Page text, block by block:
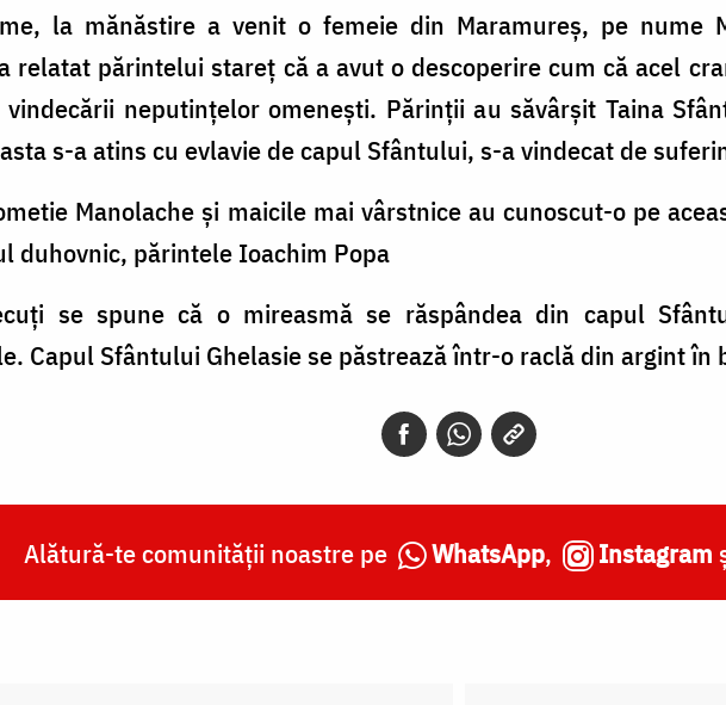
la mănăstire a venit o femeie din Maramureș, pe nume
relatat părintelui stareț că a avut o descoperire cum că acel
neputințelor omenești. Părinții au săvârșit Taina
s-a atins cu evlavie de capul Sfântului, s-a vindecat de
Manolache și maicile mai vârstnice au cunoscut-o pe
duhovnic, părintele Ioachim Popa
se spune că o mireasmă se răspândea din capul
Capul Sfântului Ghelasie se păstrează într-o raclă din argint în
Alătură-te comunității noastre pe WhatsApp, Instagram